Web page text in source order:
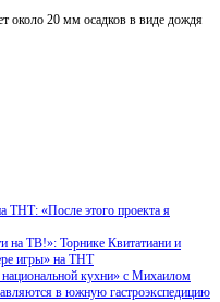
около 20 мм осадков в виде дождя
ТНТ: «После этого проекта я
на ТВ!»: Торнике Квитатиани и
игры» на ТНТ
кухни» с Михаилом
в южную гастроэкспедицию